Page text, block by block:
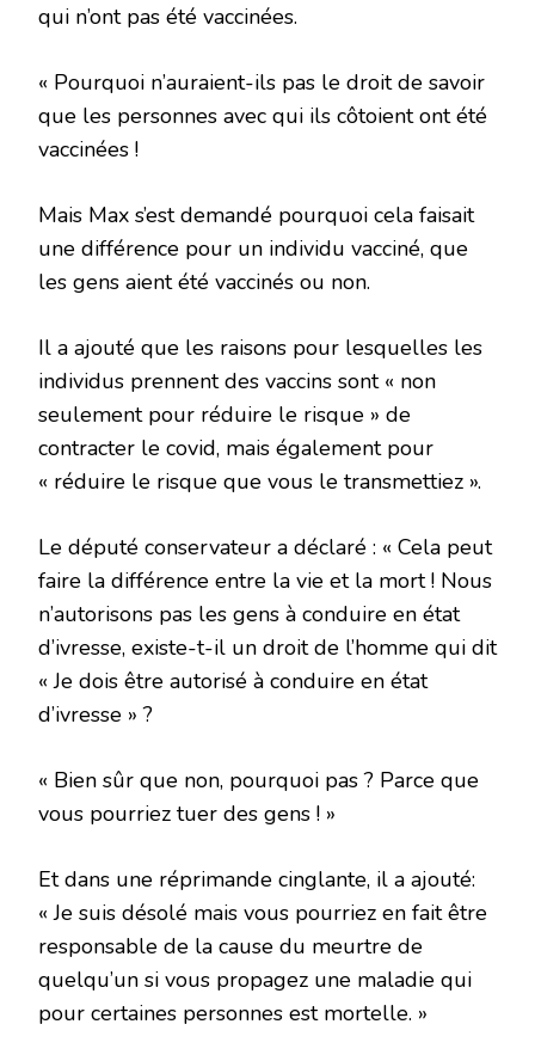
qui n’ont pas été vaccinées.
« Pourquoi n’auraient-ils pas le droit de savoir
que les personnes avec qui ils côtoient ont été
vaccinées !
Mais Max s’est demandé pourquoi cela faisait
une différence pour un individu vacciné, que
les gens aient été vaccinés ou non.
Il a ajouté que les raisons pour lesquelles les
individus prennent des vaccins sont « non
seulement pour réduire le risque » de
contracter le covid, mais également pour
« réduire le risque que vous le transmettiez ».
Le député conservateur a déclaré : « Cela peut
faire la différence entre la vie et la mort ! Nous
n’autorisons pas les gens à conduire en état
d’ivresse, existe-t-il un droit de l’homme qui dit
« Je dois être autorisé à conduire en état
d’ivresse » ?
« Bien sûr que non, pourquoi pas ? Parce que
vous pourriez tuer des gens ! »
Et dans une réprimande cinglante, il a ajouté:
« Je suis désolé mais vous pourriez en fait être
responsable de la cause du meurtre de
quelqu’un si vous propagez une maladie qui
pour certaines personnes est mortelle. »